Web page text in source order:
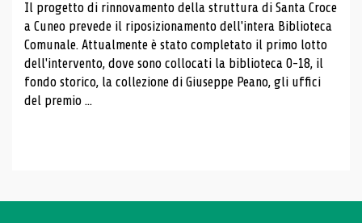
Il progetto di rinnovamento della struttura di Santa Croce
a Cuneo prevede il riposizionamento dell'intera Biblioteca
Comunale. Attualmente è stato completato il primo lotto
dell'intervento, dove sono collocati la biblioteca 0-18, il
fondo storico, la collezione di Giuseppe Peano, gli uffici
del premio ...